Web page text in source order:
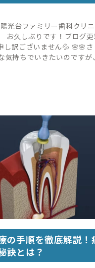
光台ファミリー歯科クリ
お久しぶりです！ブログ
し訳ございません💦 🌸🌸
気持ちでいきたいのですが
の手順を徹底解説！
訣とは？